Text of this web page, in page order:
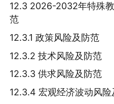
12.3 2026-2032年特殊
范
12.3.1 政策风险及防范
12.3.2 技术风险及防范
12.3.3 供求风险及防范
12.3.4 宏观经济波动风险